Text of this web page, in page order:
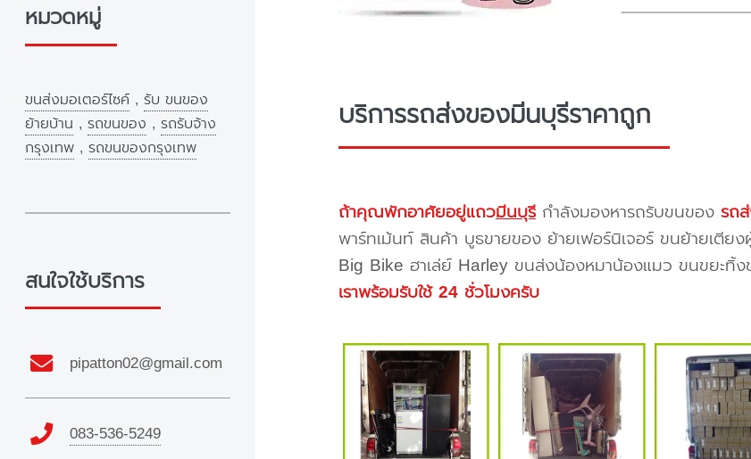
บริการรถส่งของมีนบุรีราคาถูก
ถ้าคุณพักอาศัยอยู่แถวมีนบุรีกำลังมองหารถรับขนของ รถ
พาร์ทเม้นท์ สินค้า บูธขายของ ย้ายเฟอร์นิเจอร์ ขนย้ายเตี
Big Bike ฮาเล่ย์ Harley ขนส่งน้องหมาน้องแมว ขนขยะทิ้งข
เราพร้อมรับใช้ 24 ชั่วโมงครับ
หมวดหมู่
ขนส่งมอเตอร์ไซค์ , รับ ขนของ
ย้ายบ้าน , รถขนของ , รถรับจ้าง
กรุงเทพ , รถขนของกรุงเทพ
สนใจใช้บริการ
pipatton02@gmail.com
083-536-5249